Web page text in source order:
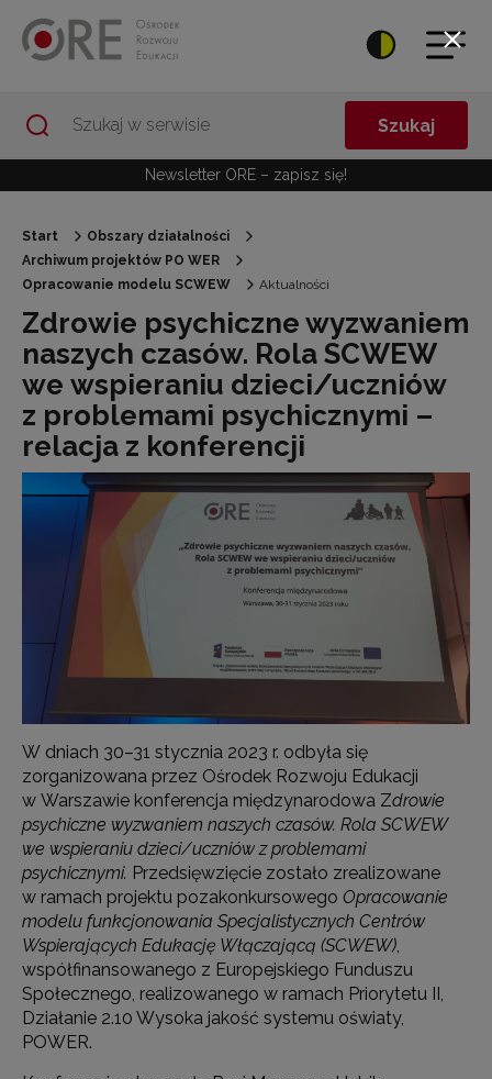
Szukaj
Newsletter ORE – zapisz się!
Start
Obszary działalności
Archiwum projektów PO WER
Opracowanie modelu SCWEW
Aktualności
Zdrowie psychiczne wyzwaniem
naszych czasów. Rola SCWEW
we wspieraniu dzieci/uczniów
z problemami psychicznymi –
relacja z konferencji
W dniach 30–31 stycznia 2023 r. odbyła się
zorganizowana przez Ośrodek Rozwoju Edukacji
w Warszawie konferencja międzynarodowa Zdrowie
psychiczne wyzwaniem naszych czasów. Rola SCWEW
we wspieraniu dzieci/uczniów z problemami
psychicznymi. Przedsięwzięcie zostało zrealizowane
w ramach projektu pozakonkursowego Opracowanie
modelu funkcjonowania Specjalistycznych Centrów
Wspierających Edukację Włączającą (SCWEW),
współfinansowanego z Europejskiego Funduszu
Społecznego, realizowanego w ramach Priorytetu II,
Działanie 2.10 Wysoka jakość systemu oświaty,
POWER.